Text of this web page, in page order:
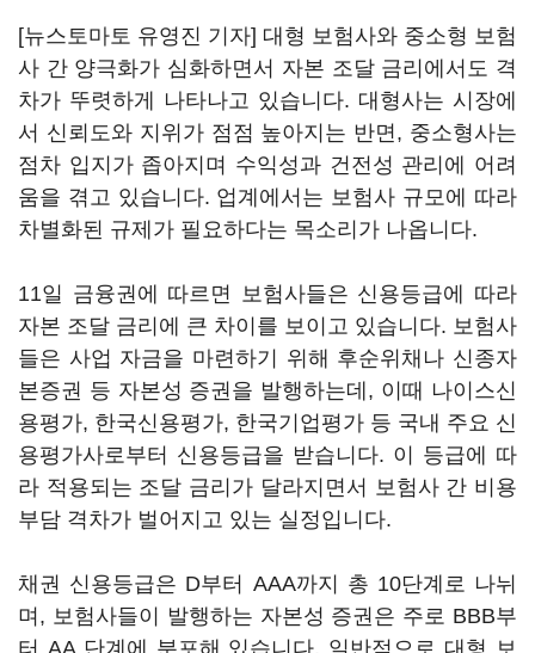
[뉴스토마토 유영진 기자] 대형 보험사와 중소형 보험
사 간 양극화가 심화하면서 자본 조달 금리에서도 격
차가 뚜렷하게 나타나고 있습니다. 대형사는 시장에
서 신뢰도와 지위가 점점 높아지는 반면, 중소형사는
점차 입지가 좁아지며 수익성과 건전성 관리에 어려
움을 겪고 있습니다. 업계에서는 보험사 규모에 따라
차별화된 규제가 필요하다는 목소리가 나옵니다.
11일 금융권에 따르면 보험사들은 신용등급에 따라
자본 조달 금리에 큰 차이를 보이고 있습니다. 보험사
들은 사업 자금을 마련하기 위해 후순위채나 신종자
본증권 등 자본성 증권을 발행하는데, 이때 나이스신
용평가, 한국신용평가, 한국기업평가 등 국내 주요 신
용평가사로부터 신용등급을 받습니다. 이 등급에 따
라 적용되는 조달 금리가 달라지면서 보험사 간 비용
부담 격차가 벌어지고 있는 실정입니다.
채권 신용등급은 D부터 AAA까지 총 10단계로 나뉘
며, 보험사들이 발행하는 자본성 증권은 주로 BBB부
터 AA 단계에 분포해 있습니다. 일반적으로 대형 보